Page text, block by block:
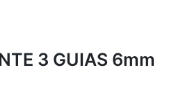
3 GUIAS 6mm